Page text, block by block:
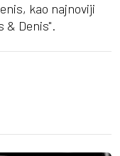
kao najnoviji
& Denis".